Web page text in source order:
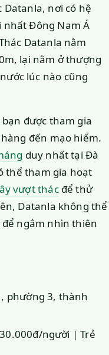
nơi có hệ
Đông Nam Á
Datanla nằm
lại nằm ở thượng
lúc nào cũng
được tham gia
đến mạo hiểm.
duy nhất tại Đà
thể tham gia hoạt
vượt thácđể thử
Datanla không thể
ngắm nhìn thiên
phường 3, thành
người | Trẻ